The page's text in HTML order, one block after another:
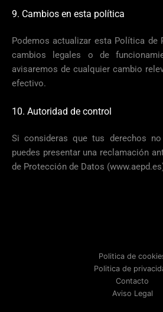
9. Cambios en esta política
Podemos actualizar esta Política de
cambios legales o de
avisaremos de cualquier cambio
efectivo.
10. Autoridad de control
Si consideras que tus derechos
puedes presentar una reclamación
de Protección de Datos (www.aepd.es
Politica de
Politica de
Contacto
Aviso Legal